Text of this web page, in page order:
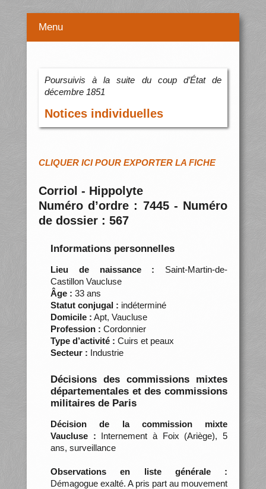
Menu
Poursuivis à la suite du coup d’État de
décembre 1851
Notices individuelles
CLIQUER ICI POUR EXPORTER LA FICHE
Corriol - Hippolyte
Numéro d’ordre : 7445 - Numéro
de dossier : 567
Informations personnelles
Lieu de naissance : Saint-Martin-de-
Castillon Vaucluse
Âge : 33 ans
Statut conjugal : indéterminé
Domicile : Apt, Vaucluse
Profession : Cordonnier
Type d’activité : Cuirs et peaux
Secteur : Industrie
Décisions des commissions mixtes
départementales et des commissions
militaires de Paris
Décision de la commission mixte
Vaucluse : Internement à Foix (Ariège), 5
ans, surveillance
Observations en liste générale :
Démagogue exalté. A pris part au mouvement